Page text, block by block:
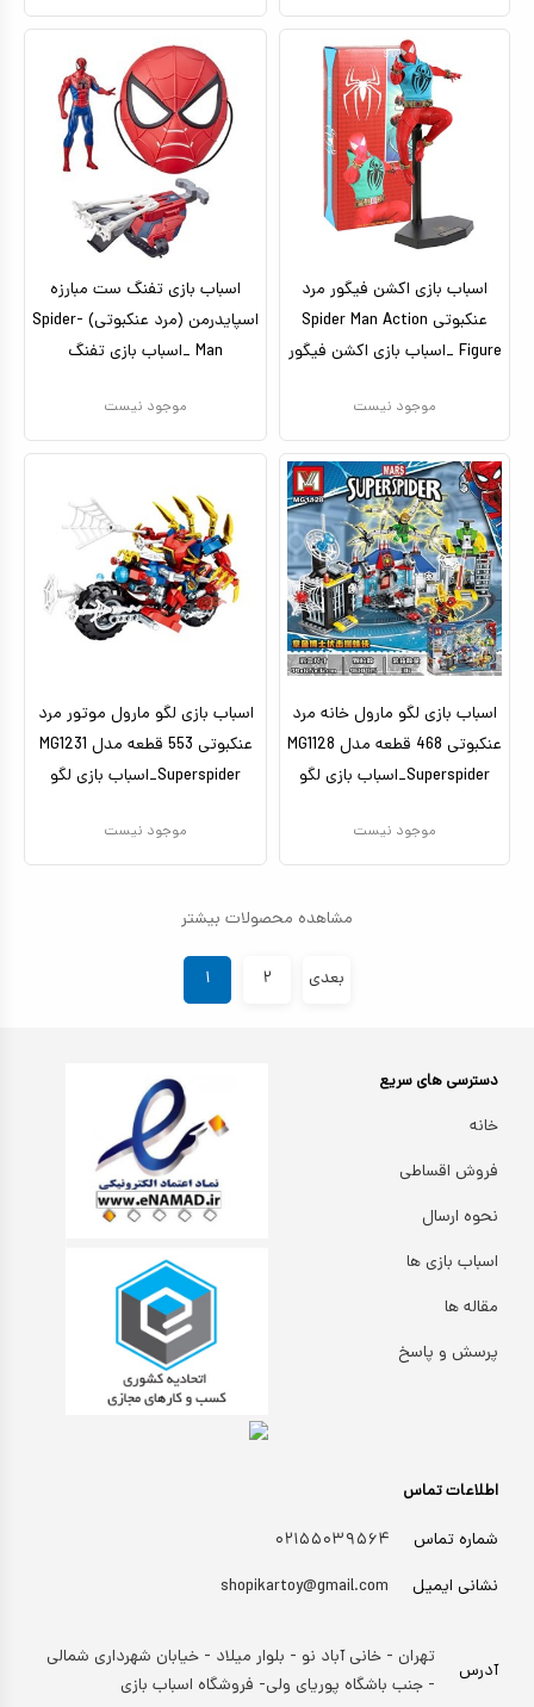
اسباب بازی اکشن فیگور مرد
عنکبوتی Spider Man Action
Figure _اسباب بازی اکشن فیگور
موجود نیست
اسباب بازی تفنگ ست مبارزه
اسپایدرمن (مرد عنکبوتی) Spider-
Man _اسباب بازی تفنگ
موجود نیست
اسباب بازی لگو مارول خانه مرد
عنکبوتی 468 قطعه مدل MG1128
Superspider_اسباب بازی لگو
موجود نیست
اسباب بازی لگو مارول موتور مرد
عنکبوتی 553 قطعه مدل MG1231
Superspider_اسباب بازی لگو
موجود نیست
مشاهده محصولات بیشتر
۱ ۲ بعدی
اطلاعات تماس
شماره تماس
۰۲۱۵۵۰۳۹۵۶۴
نشانی ایمیل
shopikartoy@gmail.com
آدرس
تهران - خانی آباد نو - بلوار میلاد - خیابان شهرداری شمالی
- جنب باشگاه پوریای ولی- فروشگاه اسباب بازی
دسترسی های سریع
خانه
فروش اقساطی
نحوه ارسال
اسباب بازی ها
مقاله ها
پرسش و پاسخ